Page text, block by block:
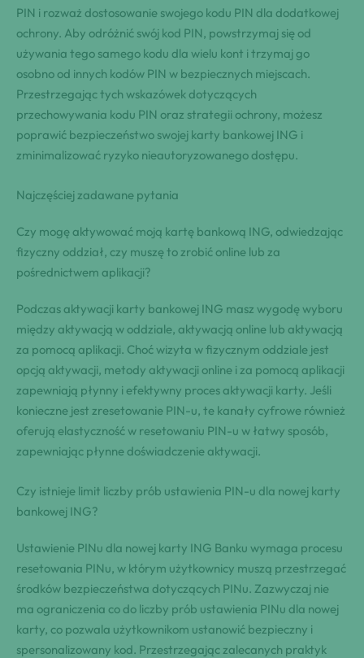
PIN i rozważ dostosowanie swojego kodu PIN dla dodatkowej
ochrony. Aby odróżnić swój kod PIN, powstrzymaj się od
używania tego samego kodu dla wielu kont i trzymaj go
osobno od innych kodów PIN w bezpiecznych miejscach.
Przestrzegając tych wskazówek dotyczących
przechowywania kodu PIN oraz strategii ochrony, możesz
poprawić bezpieczeństwo swojej karty bankowej ING i
zminimalizować ryzyko nieautoryzowanego dostępu.
Najczęściej zadawane pytania
Czy mogę aktywować moją kartę bankową ING, odwiedzając
fizyczny oddział, czy muszę to zrobić online lub za
pośrednictwem aplikacji?
Podczas aktywacji karty bankowej ING masz wygodę wyboru
między aktywacją w oddziale, aktywacją online lub aktywacją
za pomocą aplikacji. Choć wizyta w fizycznym oddziale jest
opcją aktywacji, metody aktywacji online i za pomocą aplikacji
zapewniają płynny i efektywny proces aktywacji karty. Jeśli
konieczne jest zresetowanie PIN-u, te kanały cyfrowe również
oferują elastyczność w resetowaniu PIN-u w łatwy sposób,
zapewniając płynne doświadczenie aktywacji.
Czy istnieje limit liczby prób ustawienia PIN-u dla nowej karty
bankowej ING?
Ustawienie PINu dla nowej karty ING Banku wymaga procesu
resetowania PINu, w którym użytkownicy muszą przestrzegać
środków bezpieczeństwa dotyczących PINu. Zazwyczaj nie
ma ograniczenia co do liczby prób ustawienia PINu dla nowej
karty, co pozwala użytkownikom ustanowić bezpieczny i
spersonalizowany kod. Przestrzegając zalecanych praktyk